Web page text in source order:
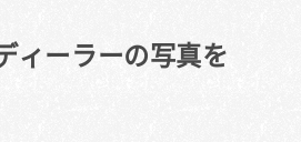
。
てまちまちですが、週末
をご案内することも。点
うに心掛けています。仕
とえば仕事帰りにコンビ
も、常にBMWのブラン
ないよう意識しています
正規ディーラーでテクニシ
に「お客様に直接関わる仕
の頼れる存在に。
ィーラーの写真を